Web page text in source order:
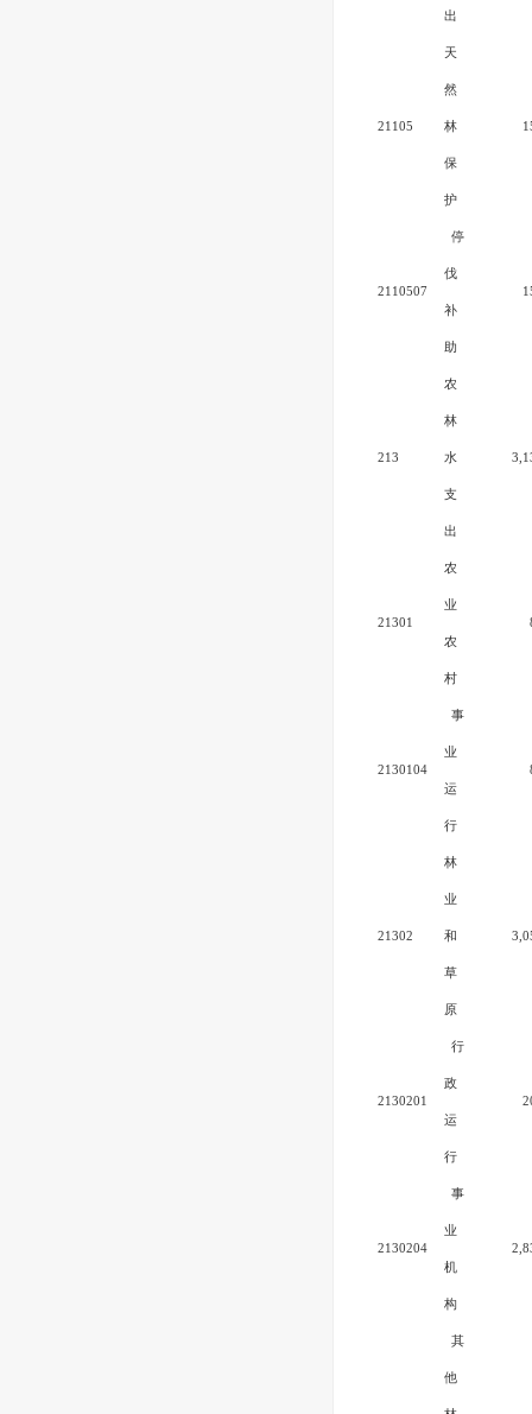
出
21105
天
然
林
保
护
2110507
停
伐
补
助
213
农
林
水
支
出
21301
农
业
农
村
2130104
事
业
运
行
21302
林
业
和
草
原
2130201
行
政
运
行
2130204
事
业
机
构
其
他